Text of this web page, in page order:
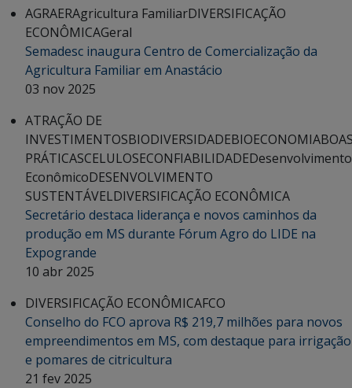
AGRAERAgricultura FamiliarDIVERSIFICAÇÃO
ECONÔMICAGeral
Semadesc inaugura Centro de Comercialização da
Agricultura Familiar em Anastácio
03 nov 2025
ATRAÇÃO DE
INVESTIMENTOSBIODIVERSIDADEBIOECONOMIA
PRÁTICASCELULOSECONFIABILIDADEDesenvolvimento
EconômicoDESENVOLVIMENTO
SUSTENTÁVELDIVERSIFICAÇÃO ECONÔMICA
Secretário destaca liderança e novos caminhos da
produção em MS durante Fórum Agro do LIDE na
Expogrande
10 abr 2025
DIVERSIFICAÇÃO ECONÔMICAFCO
Conselho do FCO aprova R$ 219,7 milhões para novos
empreendimentos em MS, com destaque para irrigação
e pomares de citricultura
21 fev 2025